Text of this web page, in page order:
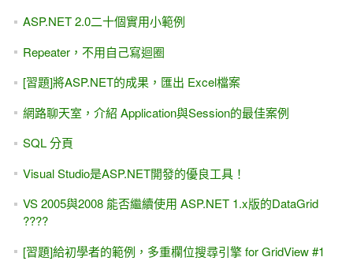
ASP.NET 2.0二十個實用小範例
Repeater，不用自己寫迴圈
[習題]將ASP.NET的成果，匯出 Excel檔案
網路聊天室，介紹 Application與Session的最佳案例
SQL 分頁
Visual Studio是ASP.NET開發的優良工具！
VS 2005與2008 能否繼續使用 ASP.NET 1.x版的DataGrid
????
[習題]給初學者的範例，多重欄位搜尋引擎 for GridView #1